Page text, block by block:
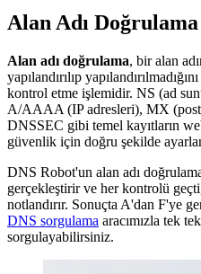
Alan Adı
Alan adı doğrulama, bir alan
yapılandırılıp
kontrol etme işlemidir. NS (ad
A/AAAA (IP adresleri), MX
DNSSEC gibi temel kayıtların
güvenlik için doğru şekilde
DNS Robot'un alan adı
gerçekleştirir ve her kontrolü
notlandırır. Sonuçta A'dan F'ye
DNS sorgulama aracımızla tek
sorgulayabilirsiniz.